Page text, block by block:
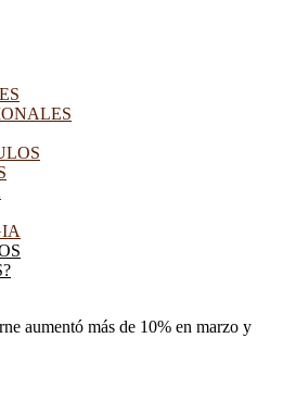
aumentó más de 10% en marzo y